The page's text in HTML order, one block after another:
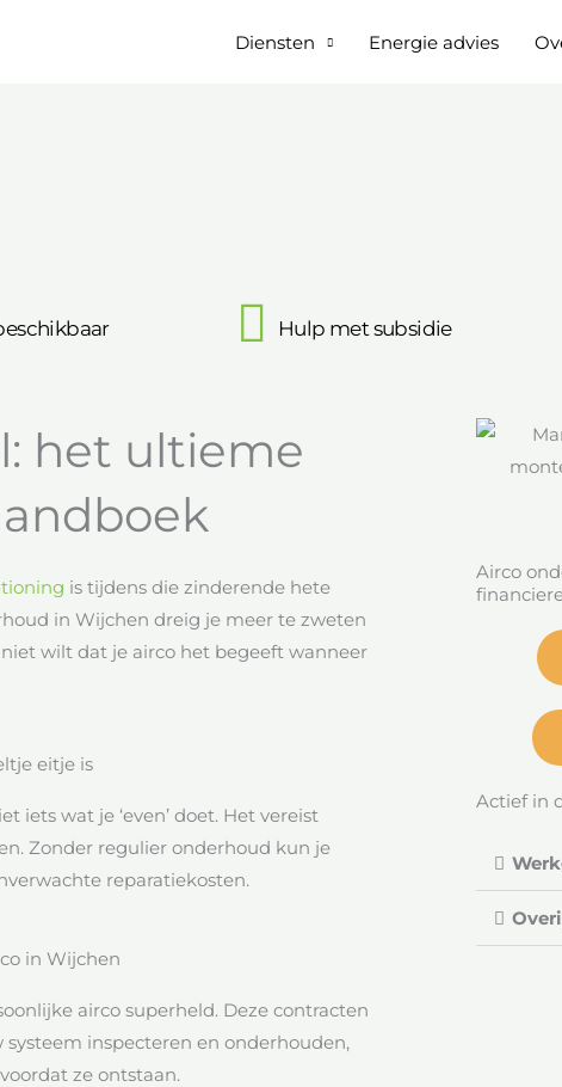
Diensten Energie advies
Hulp met subsidie
het ultieme
is tijdens die zinderende hete
in Wijchen dreig je meer te zweten
wilt dat je airco het begeeft wanneer
eitje is
iets wat je ‘even’ doet. Het vereist
Zonder regulier onderhoud kun je
reparatiekosten.
in Wijchen
airco superheld. Deze contracten
inspecteren en onderhouden,
ze ontstaan.
Airco
Actief in